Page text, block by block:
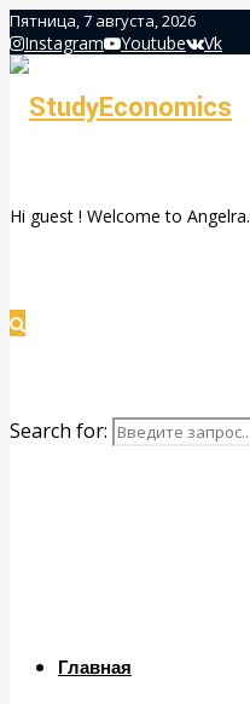
Пятница, 7 августа, 2026
Instagram Youtube Vk
Hi guest ! Welcome to Angelra.
Search for:
Главная